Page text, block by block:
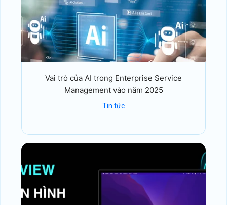
Vai trò của AI trong Enterprise Service
Management vào năm 2025
Tin tức